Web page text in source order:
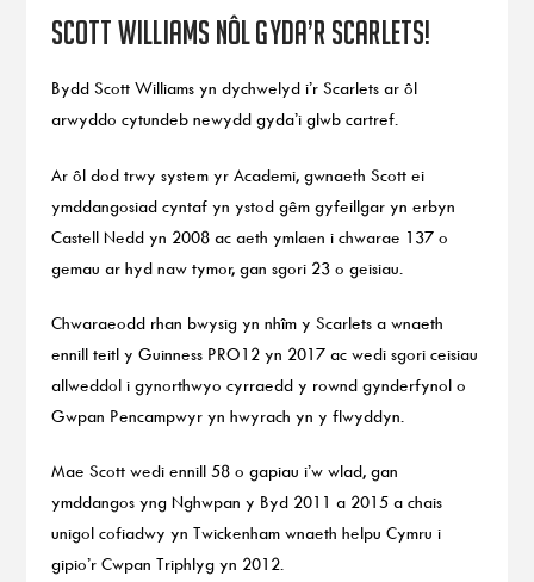
Scott Williams nôl gyda’r Scarlets!
Bydd Scott Williams yn dychwelyd i’r Scarlets ar ôl
arwyddo cytundeb newydd gyda’i glwb cartref.
Ar ôl dod trwy system yr Academi, gwnaeth Scott ei
ymddangosiad cyntaf yn ystod gêm gyfeillgar yn erbyn
Castell Nedd yn 2008 ac aeth ymlaen i chwarae 137 o
gemau ar hyd naw tymor, gan sgori 23 o geisiau.
Chwaraeodd rhan bwysig yn nhîm y Scarlets a wnaeth
ennill teitl y Guinness PRO12 yn 2017 ac wedi sgori ceisiau
allweddol i gynorthwyo cyrraedd y rownd gynderfynol o
Gwpan Pencampwyr yn hwyrach yn y flwyddyn.
Mae Scott wedi ennill 58 o gapiau i’w wlad, gan
ymddangos yng Nghwpan y Byd 2011 a 2015 a chais
unigol cofiadwy yn Twickenham wnaeth helpu Cymru i
gipio’r Cwpan Triphlyg yn 2012.